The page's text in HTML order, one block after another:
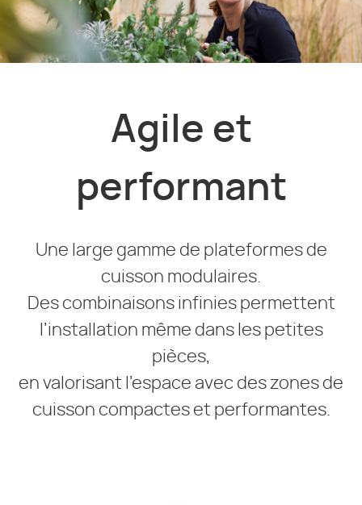
Agile et
performant
Une large gamme de plateformes de
cuisson modulaires.
Des combinaisons infinies permettent
l’installation même dans les petites
pièces,
en valorisant l’espace avec des zones de
cuisson compactes et performantes.